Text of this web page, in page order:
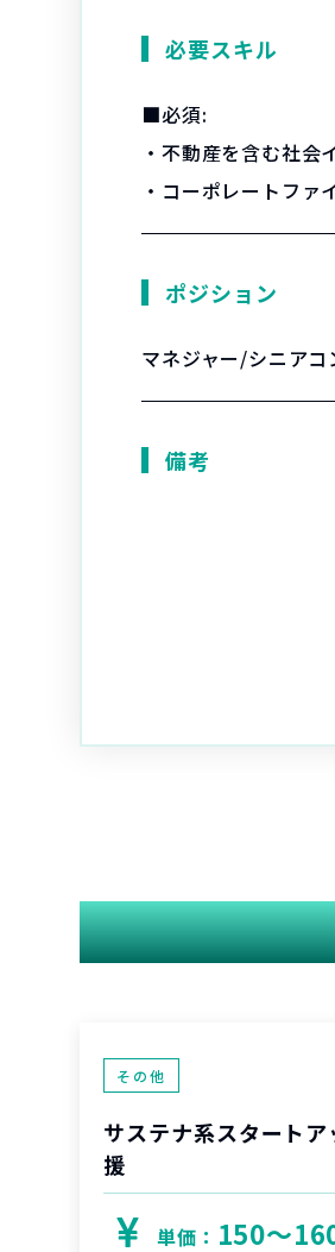
必要スキル
■必須:
・不動産を含む社
・コーポレートファ
ポジション
マネジャー/シニアコ
備考
その他
サステナ系スタート
援
単価： 150〜